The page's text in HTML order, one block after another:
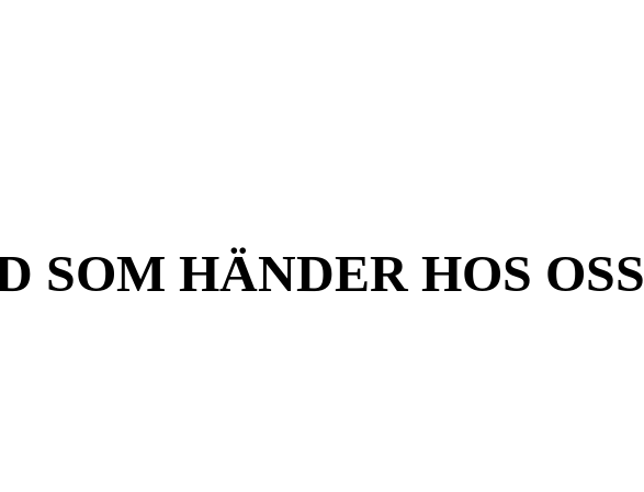
SOM HÄNDER HOS OSS